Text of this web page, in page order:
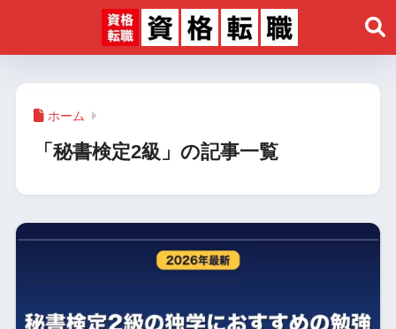
ホーム
「秘書検定2級」の記事一覧